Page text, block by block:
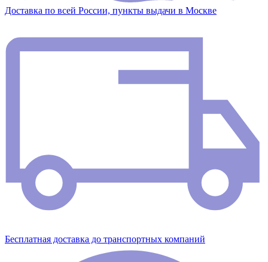
Доставка по всей России, пункты выдачи в Москве
Бесплатная доставка до транспортных компаний